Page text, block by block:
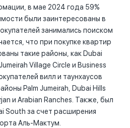
в мае 2024 года 59%
были заинтересованы в
занимались поиском
что при покупке квартир
такие районы, как Dubai
Village Circle и Business
вилл и таунхаусов
Palm Jumeirah, Dubai Hills
и Arabian Ranches. Также, был
South за счет расширения
Аль-Мактум.